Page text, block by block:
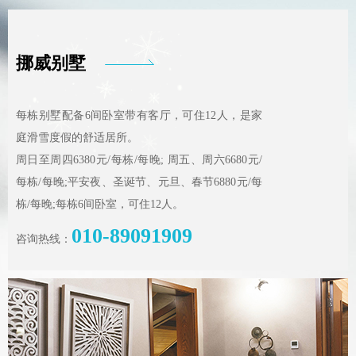
挪威别墅
每栋别墅配备6间卧室带有客厅，可住12人，是家
庭滑雪度假的舒适居所。
周日至周四6380元/每栋/每晚; 周五、周六6680元/
每栋/每晚;平安夜、圣诞节、元旦、春节6880元/每
栋/每晚;每栋6间卧室，可住12人。
咨询热线： 010-89091909